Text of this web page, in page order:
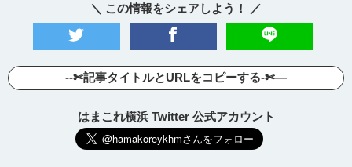
＼ この情報をシェアしよう！ ／
--✄記事タイトルとURLをコピーする-✄—
はまこれ横浜 Twitter 公式アカウント